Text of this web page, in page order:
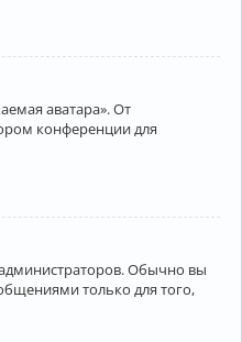
аватара». От
конференции для
Обычно вы
только для того,